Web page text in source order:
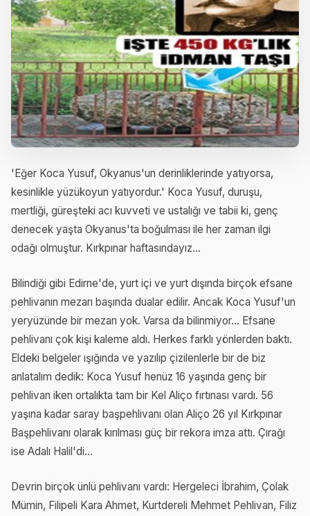
'Eğer Koca Yusuf, Okyanus'un derinliklerinde yatıyorsa,
kesinlikle yüzükoyun yatıyordur.' Koca Yusuf, duruşu,
mertliği, güreşteki acı kuvveti ve ustalığı ve tabii ki, genç
denecek yaşta Okyanus'ta boğulması ile her zaman ilgi
odağı olmuştur. Kırkpınar haftasındayız…
Bilindiği gibi Edirne'de, yurt içi ve yurt dışında birçok efsane
pehlivanın mezarı başında dualar edilir. Ancak Koca Yusuf'un
yeryüzünde bir mezarı yok. Varsa da bilinmiyor… Efsane
pehlivanı çok kişi kaleme aldı. Herkes farklı yönlerden baktı.
Eldeki belgeler ışığında ve yazılıp çizilenlerle bir de biz
anlatalım dedik: Koca Yusuf henüz 16 yaşında genç bir
pehlivan iken ortalıkta tam bir Kel Aliço fırtınası vardı. 56
yaşına kadar saray başpehlivanı olan Aliço 26 yıl Kırkpınar
Başpehlivanı olarak kırılması güç bir rekora imza attı. Çırağı
ise Adalı Halil'di...
Devrin birçok ünlü pehlivanı vardı: Hergeleci İbrahim, Çolak
Mümin, Filipeli Kara Ahmet, Kurtdereli Mehmet Pehlivan, Filiz